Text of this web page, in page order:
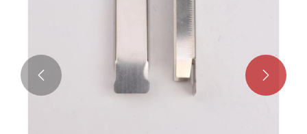
 